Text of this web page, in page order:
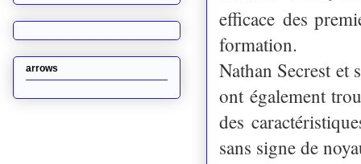
efficace des
formation.
Nathan Secrest et
ont également
des
sans signe de
arrows